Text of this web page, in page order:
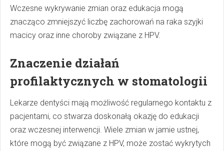
Wczesne wykrywanie zmian oraz edukacja mogą
znacząco zmniejszyć liczbę zachorowań na raka szyjki
macicy oraz inne choroby związane z HPV.
Znaczenie działań
profilaktycznych w stomatologii
Lekarze dentyści mają możliwość regularnego kontaktu z
pacjentami, co stwarza doskonałą okazję do edukacji
oraz wczesnej interwencji. Wiele zmian w jamie ustnej,
które mogą być związane z HPV, może zostać wykrytych